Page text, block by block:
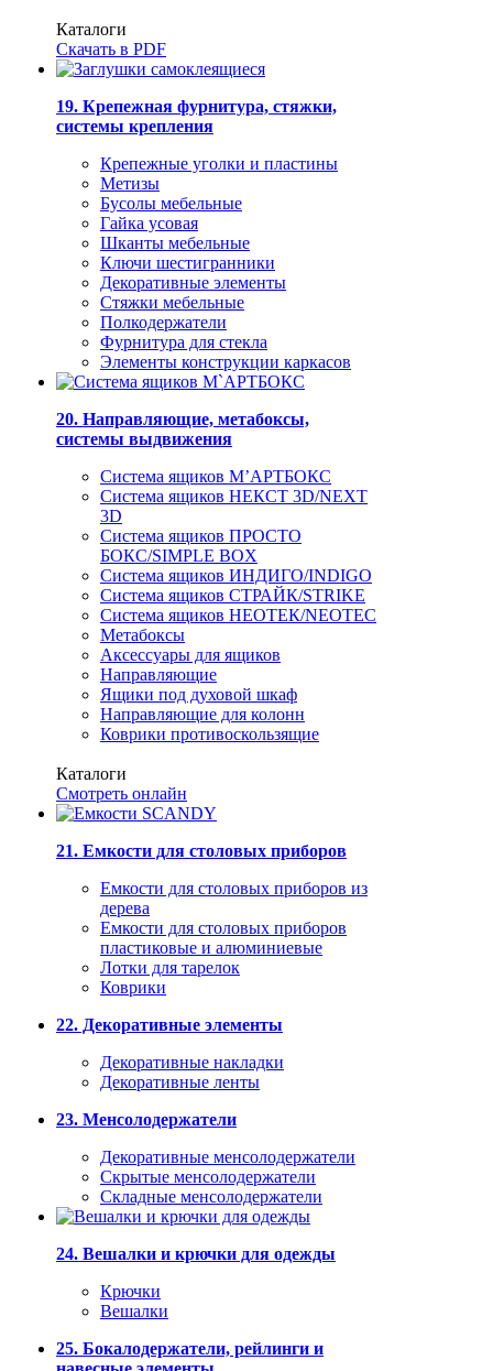
Каталоги
Скачать в PDF
19. Крепежная фурнитура, стяжки,
системы крепления
Крепежные уголки и пластины
Метизы
Бусолы мебельные
Гайка усовая
Шканты мебельные
Ключи шестигранники
Декоративные элементы
Стяжки мебельные
Полкодержатели
Фурнитура для стекла
Элементы конструкции каркасов
20. Направляющие, метабоксы,
системы выдвижения
Система ящиков М’АРТБОКС
Система ящиков НЕКСТ 3D/NEXT
3D
Система ящиков ПРОСТО
БОКС/SIMPLE BOX
Система ящиков ИНДИГО/INDIGO
Система ящиков СТРАЙК/STRIKE
Система ящиков НЕОТЕК/NEOTEC
Метабоксы
Аксессуары для ящиков
Направляющие
Ящики под духовой шкаф
Направляющие для колонн
Коврики противоскользящие
Каталоги
Смотреть онлайн
21. Емкости для столовых приборов
Емкости для столовых приборов из
дерева
Емкости для столовых приборов
пластиковые и алюминиевые
Лотки для тарелок
Коврики
22. Декоративные элементы
Декоративные накладки
Декоративные ленты
23. Менсолодержатели
Декоративные менсолодержатели
Скрытые менсолодержатели
Складные менсолодержатели
24. Вешалки и крючки для одежды
Крючки
Вешалки
25. Бокалодержатели, рейлинги и